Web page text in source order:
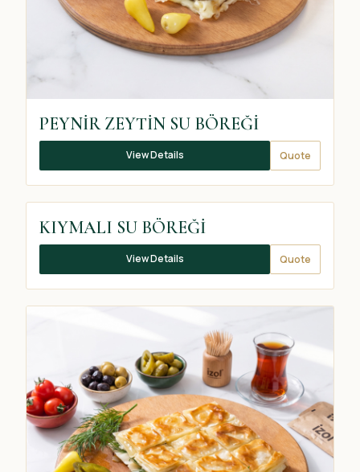
PEYNİR ZEYTİN SU BÖREĞİ
View Details Quote
KIYMALI SU BÖREĞİ
KIYMALI SU BÖREĞİ
View Details Quote